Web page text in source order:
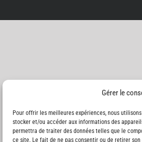
Gérer le
Pour offrir les meilleures expériences, nous
stocker et/ou accéder aux informations des
permettra de traiter des données telles que le
ce site. Le fait de ne pas consentir ou de retirer